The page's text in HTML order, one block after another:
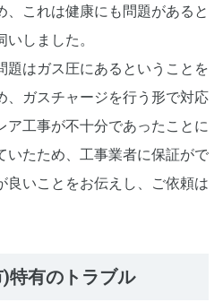
、これは健康にも問題があると
しました。
題はガス圧にあるということを
、ガスチャージを行う形で対応
ア工事が不十分であったことに
いたため、工事業者に保証がで
良いことをお伝えし、ご依頼は
特有のトラブル